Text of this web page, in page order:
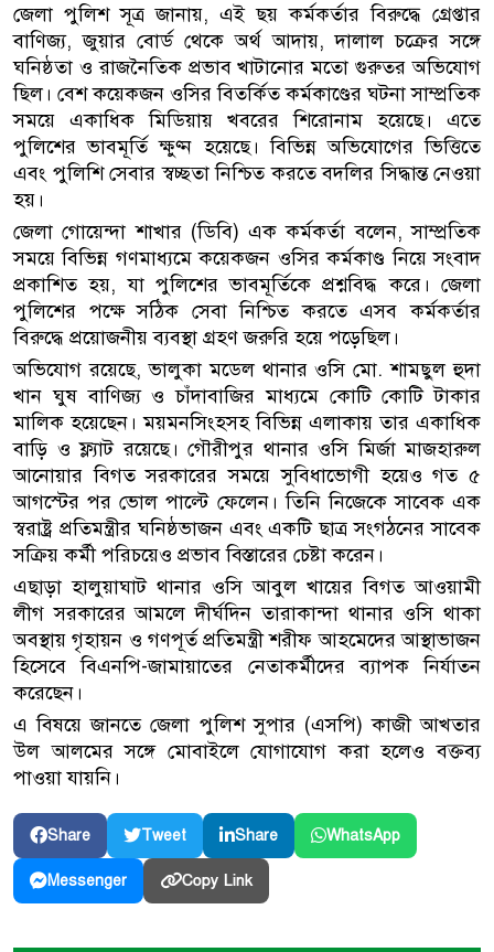
জেলা পুলিশ সূত্র জানায়, এই ছয় কর্মকর্তার বিরুদ্ধে গ্রেপ্তার
বাণিজ্য, জুয়ার বোর্ড থেকে অর্থ আদায়, দালাল চক্রের সঙ্গে
ঘনিষ্ঠতা ও রাজনৈতিক প্রভাব খাটানোর মতো গুরুতর অভিযোগ
ছিল। বেশ কয়েকজন ওসির বিতর্কিত কর্মকাণ্ডের ঘটনা সাম্প্রতিক
সময়ে একাধিক মিডিয়ায় খবরের শিরোনাম হয়েছে। এতে
পুলিশের ভাবমূর্তি ক্ষুণ্ন হয়েছে। বিভিন্ন অভিযোগের ভিত্তিতে
এবং পুলিশি সেবার স্বচ্ছতা নিশ্চিত করতে বদলির সিদ্ধান্ত নেওয়া
হয়।
জেলা গোয়েন্দা শাখার (ডিবি) এক কর্মকর্তা বলেন, সাম্প্রতিক
সময়ে বিভিন্ন গণমাধ্যমে কয়েকজন ওসির কর্মকাণ্ড নিয়ে সংবাদ
প্রকাশিত হয়, যা পুলিশের ভাবমূর্তিকে প্রশ্নবিদ্ধ করে। জেলা
পুলিশের পক্ষে সঠিক সেবা নিশ্চিত করতে এসব কর্মকর্তার
বিরুদ্ধে প্রয়োজনীয় ব্যবস্থা গ্রহণ জরুরি হয়ে পড়েছিল।
অভিযোগ রয়েছে, ভালুকা মডেল থানার ওসি মো. শামছুল হুদা
খান ঘুষ বাণিজ্য ও চাঁদাবাজির মাধ্যমে কোটি কোটি টাকার
মালিক হয়েছেন। ময়মনসিংহসহ বিভিন্ন এলাকায় তার একাধিক
বাড়ি ও ফ্ল্যাট রয়েছে। গৌরীপুর থানার ওসি মির্জা মাজহারুল
আনোয়ার বিগত সরকারের সময়ে সুবিধাভোগী হয়েও গত ৫
আগস্টের পর ভোল পাল্টে ফেলেন। তিনি নিজেকে সাবেক এক
স্বরাষ্ট্র প্রতিমন্ত্রীর ঘনিষ্ঠভাজন এবং একটি ছাত্র সংগঠনের সাবেক
সক্রিয় কর্মী পরিচয়েও প্রভাব বিস্তারের চেষ্টা করেন।
এছাড়া হালুয়াঘাট থানার ওসি আবুল খায়ের বিগত আওয়ামী
লীগ সরকারের আমলে দীর্ঘদিন তারাকান্দা থানার ওসি থাকা
অবস্থায় গৃহায়ন ও গণপূর্ত প্রতিমন্ত্রী শরীফ আহমেদের আস্থাভাজন
হিসেবে বিএনপি-জামায়াতের নেতাকর্মীদের ব্যাপক নির্যাতন
করেছেন।
এ বিষয়ে জানতে জেলা পুলিশ সুপার (এসপি) কাজী আখতার
উল আলমের সঙ্গে মোবাইলে যোগাযোগ করা হলেও বক্তব্য
পাওয়া যায়নি।
Share Tweet Share WhatsApp
Messenger Copy Link